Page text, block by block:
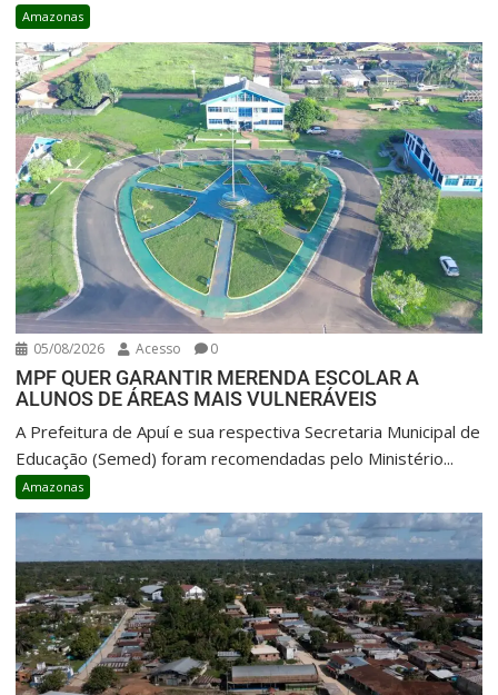
Amazonas
05/08/2026 Acesso 0
MPF QUER GARANTIR MERENDA ESCOLAR A
ALUNOS DE ÁREAS MAIS VULNERÁVEIS
A Prefeitura de Apuí e sua respectiva Secretaria Municipal de
Educação (Semed) foram recomendadas pelo Ministério...
Amazonas